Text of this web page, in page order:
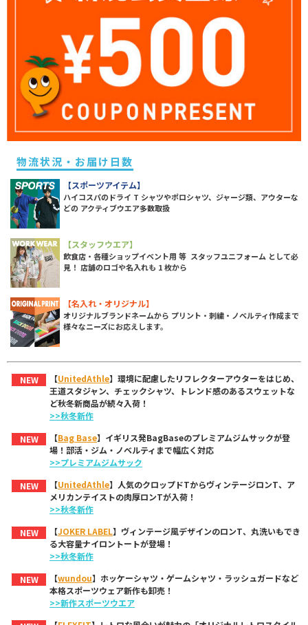
物流状況・お届け日数
【スポーツアイテム】
ハイコスパのドライ T シャツやポロシャツ、ジャージ類、アウターな
どの アクティブウエア多数取扱
【スタッフウエア】
飲食店・各種ショップイベント用 等 スタッフユニフォーム として必
見！ 店舗のロゴや名入れも 1 枚から
【名入れ・オリジナル】
オリジナルブランドネームから プリント・刺繍・ノベルティ作成まで
様々なニーズにお応えします。
NEW 【UnitedAthle】環境に配慮したリフレクターアウターをはじめ、
王道スタジャン、チェックシャツ、トレンド感のあるスウェットな
ど秋冬新商品が続々入荷！
>>秋冬新作
NEW
【Bag Base】イギリス発BagBaseのプレミアムジムサックが登
場！部活・ジム・ノベルティまで幅広く対応
>>プレミアムジムサック
NEW
【UnitedAthle】人気のクロップドTからヴィンテージロンT、ア
メリカンテイストの肉厚ロンTが入荷！
>>秋冬新作
NEW
【JOKER LABEL】ヴィンテージ風デザインのロンT、丸洗いもでき
る大容量ナイロントートが登場！
>>秋冬新作
NEW
【wundou】ホッケーシャツ・ゲームシャツ・ラッシュガードなど
本格スポーツウェア新作も卸売！
>>新作スポーツウエア